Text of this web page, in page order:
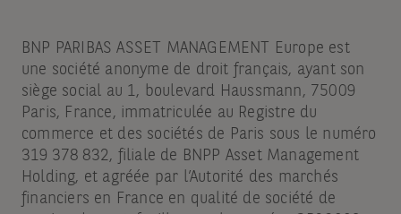
BNP PARIBAS ASSET MANAGEMENT Europe est
une société anonyme de droit français, ayant son
siège social au 1, boulevard Haussmann, 75009
Paris, France, immatriculée au Registre du
commerce et des sociétés de Paris sous le numéro
319 378 832, filiale de BNPP Asset Management
Holding, et agréée par l’Autorité des marchés
financiers en France en qualité de société de